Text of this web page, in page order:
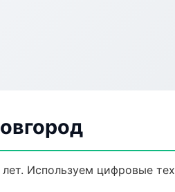
Используем цифровые